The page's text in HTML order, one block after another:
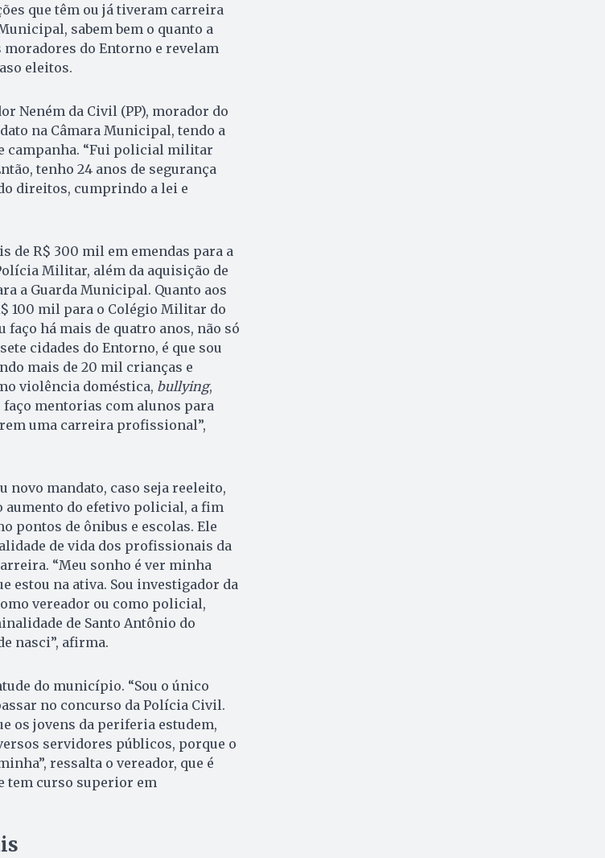
que têm ou já tiveram carreira
sabem bem o quanto a
do Entorno e revelam
eleitos.
Neném da Civil (PP), morador do
na Câmara Municipal, tendo a
campanha. “Fui policial militar
tenho 24 anos de segurança
direitos, cumprindo a lei e
de R$ 300 mil em emendas para a
Militar, além da aquisição de
a Guarda Municipal. Quanto aos
100 mil para o Colégio Militar do
há mais de quatro anos, não só
cidades do Entorno, é que sou
mais de 20 mil crianças e
violência doméstica, bullying,
mentorias com alunos para
uma carreira profissional”,
novo mandato, caso seja reeleito,
aumento do efetivo policial, a fim
pontos de ônibus e escolas. Ele
de vida dos profissionais da
“Meu sonho é ver minha
estou na ativa. Sou investigador da
vereador ou como policial,
de Santo Antônio do
nasci”, afirma.
do município. “Sou o único
no concurso da Polícia Civil.
os jovens da periferia estudem,
servidores públicos, porque o
ressalta o vereador, que é
tem curso superior em